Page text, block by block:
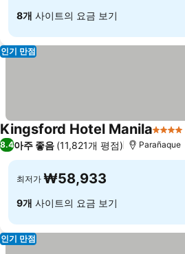
8개 사이트의 요금 보기
인기 만점
Kingsford Hotel Manila4 성급
8.4아주 좋음 (11,821개 평점) Parañaque
최저가 ₩58,933
9개 사이트의 요금 보기
인기 만점